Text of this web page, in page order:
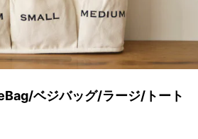
ベジバッグ/ラージ/トート